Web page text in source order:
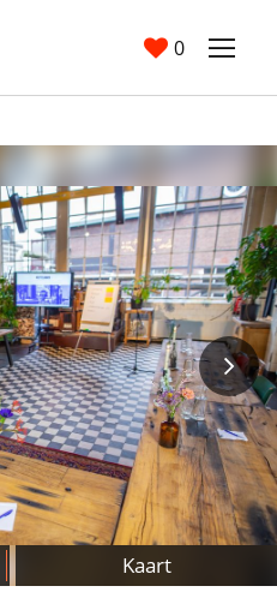
0
Kaart